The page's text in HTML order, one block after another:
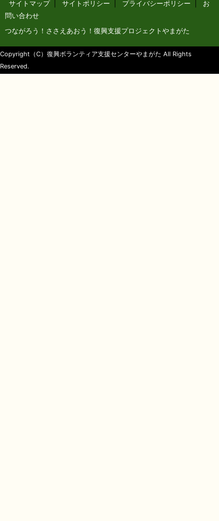
サイトマップ サイトポリシー プライバシーポリシー
お
問い合わせ
つながろう！ささえあおう！復興支援プロジェクトやまがた
Copyright（C）復興ボランティア支援センターやまがた All Rights
Reserved.